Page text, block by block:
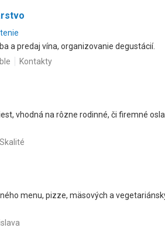
a predaj vína, organizovanie degustácií.
Kontakty
vhodná na rôzne rodinné, či firemné
menu, pizze, mäsových a